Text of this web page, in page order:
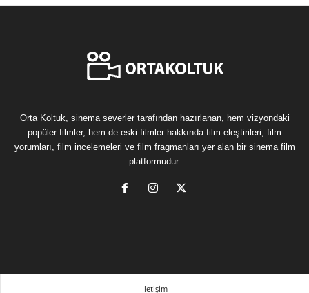
Orta Koltuk, sinema severler tarafından hazırlanan, hem vizyondaki
popüler filmler, hem de eski filmler hakkında film eleştirileri, film
yorumları, film incelemeleri ve film fragmanları yer alan bir sinema film
platformudur.
İletişim